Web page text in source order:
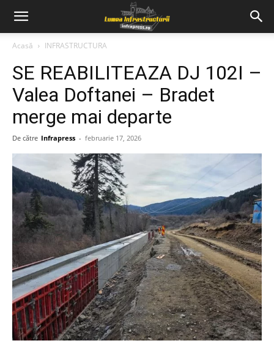
Acasă INFRASTRUCTURA
SE REABILITEAZA DJ 102I –
Valea Doftanei – Bradet
merge mai departe
De către Infrapress - februarie 17, 2026